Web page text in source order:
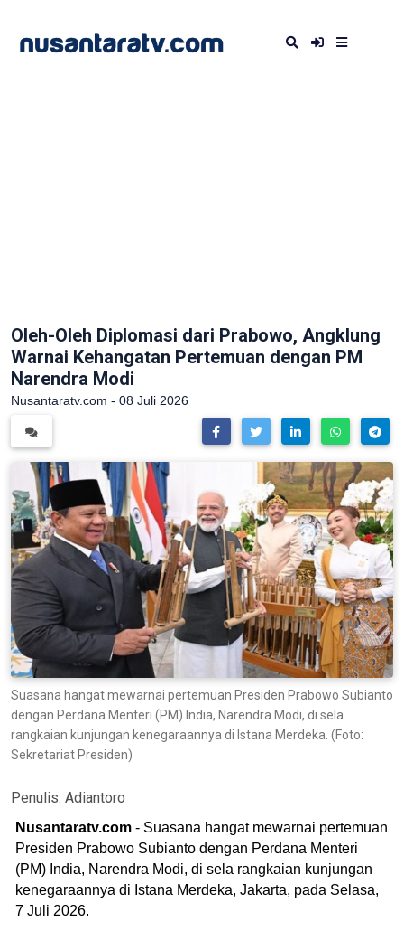
Oleh-Oleh Diplomasi dari Prabowo, Angklung
Warnai Kehangatan Pertemuan dengan PM
Narendra Modi
Nusantaratv.com - 08 Juli 2026
Suasana hangat mewarnai pertemuan Presiden Prabowo Subianto
dengan Perdana Menteri (PM) India, Narendra Modi, di sela
rangkaian kunjungan kenegaraannya di Istana Merdeka. (Foto:
Sekretariat Presiden)
Penulis: Adiantoro
Nusantaratv.com - Suasana hangat mewarnai pertemuan
Presiden Prabowo Subianto dengan Perdana Menteri
(PM) India, Narendra Modi, di sela rangkaian kunjungan
kenegaraannya di Istana Merdeka, Jakarta, pada Selasa,
7 Juli 2026.